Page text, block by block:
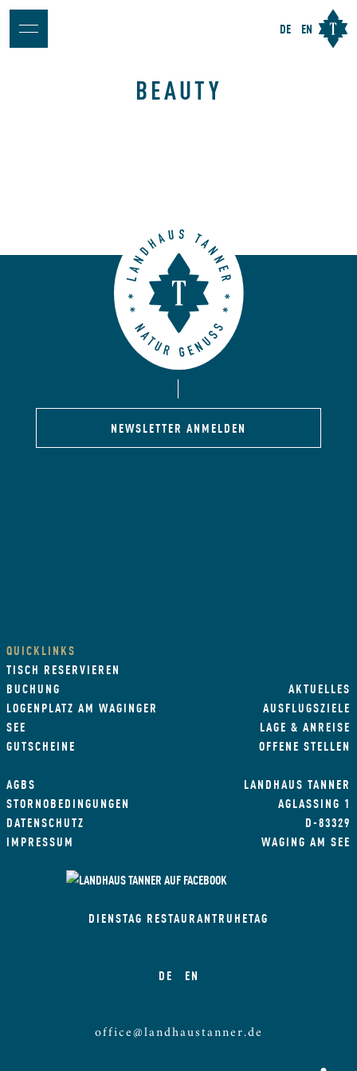
DE EN
BEAUTY
NEWSLETTER ANMELDEN
QUICKLINKS
TISCH RESERVIEREN
BUCHUNG
LOGENPLATZ AM WAGINGER
SEE
GUTSCHEINE
AKTUELLES
AUSFLUGSZIELE
LAGE & ANREISE
OFFENE STELLEN
AGBS
STORNOBEDINGUNGEN
DATENSCHUTZ
IMPRESSUM
LANDHAUS TANNER
AGLASSING 1
D-83329
WAGING AM SEE
DIENSTAG RESTAURANTRUHETAG
DE EN
office@landhaustanner.de